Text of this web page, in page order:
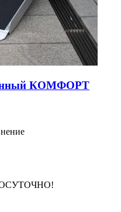
КОМФОРТ